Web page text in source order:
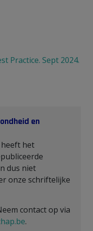
Practice. Sept 2024.
en
heeft het
dus niet
onze schriftelijke
contact op via
.